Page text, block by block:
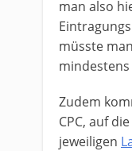
man also
müsste
Zudem
CPC, auf
jeweiligen